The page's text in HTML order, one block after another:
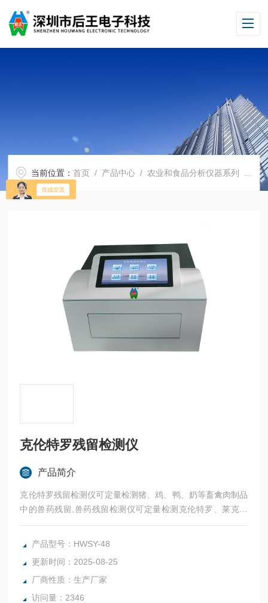
当前位置：首页 / 产品中心 / 农业和食品分析仪器系列 药
克伦特罗残留检测仪
产品简介
克伦特罗残留检测仪可定量检测猪、鸡、鸭、奶等畜禽肉制品
中的兽药残留,兽药残留检测仪可定量检测克伦特罗、莱克多
巴胺、诺沙星、四环素、连霉素、阿灭丁、双甲脒、氨丙琳、
安普霉紊、阿散酸、阿维菌素、甲基吡啶磷、氮哌酮、苄青霉
接食品安全监控系统。广泛用于部、省、市、县、镇各级农产
品检测中心；各级主管部门：农业部门、工商部门、食品药品
监督管理局；各地区集中
产品型号：HWSY-48
更新时间：2025-08-25
厂商性质：生产厂家
访问量：2346